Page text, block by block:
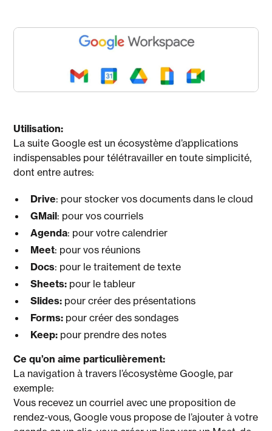
Utilisation:
La suite Google est un écosystème d’applications
indispensables pour télétravailler en toute simplicité,
dont entre autres:
Drive: pour stocker vos documents dans le cloud
GMail: pour vos courriels
Agenda: pour votre calendrier
Meet: pour vos réunions
Docs: pour le traitement de texte
Sheets: pour le tableur
Slides: pour créer des présentations
Forms: pour créer des sondages
Keep: pour prendre des notes
Ce qu’on aime particulièrement:
La navigation à travers l’écosystème Google, par
exemple:
Vous recevez un courriel avec une proposition de
rendez-vous, Google vous propose de l’ajouter à votre